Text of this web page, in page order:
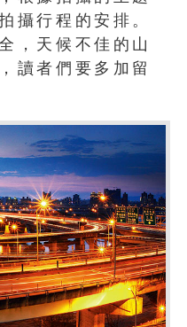
攝行程的安排。
，天候不佳的山
讀者們要多加留